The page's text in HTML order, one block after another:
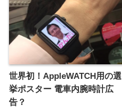
世界初！AppleWATCH用の選
挙ポスター 電車内腕時計広
告？